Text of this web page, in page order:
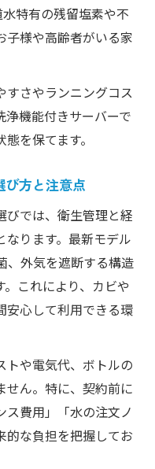
特有の残留塩素や不
子様や高齢者がいる家
すさやランニングコス
浄機能付きサーバーで
を保てます。
方と注意点
びでは、衛生管理と経
ります。最新モデル
、外気を遮断する構造
これにより、カビや
安心して利用できる環
トや電気代、ボトルの
せん。特に、契約前に
費用」「水の注文ノ
的な負担を把握してお